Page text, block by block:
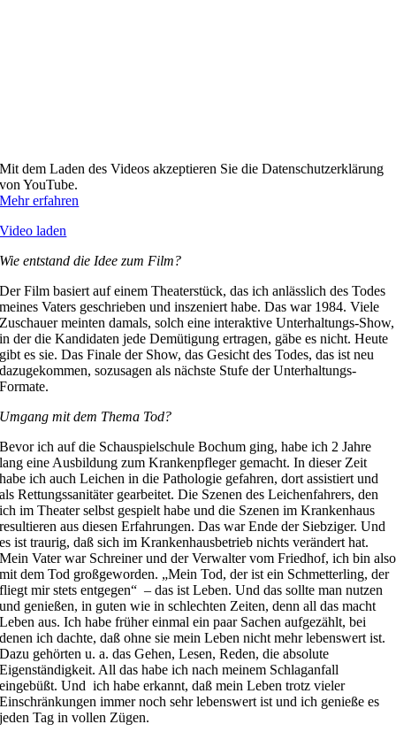
Mit dem Laden des Videos akzeptieren Sie die Datenschutzerklärung
von YouTube.
Mehr erfahren
Video laden
Wie entstand die Idee zum Film?
Der Film basiert auf einem Theaterstück, das ich anlässlich des Todes
meines Vaters geschrieben und inszeniert habe. Das war 1984. Viele
Zuschauer meinten damals, solch eine interaktive Unterhaltungs-Show,
in der die Kandidaten jede Demütigung ertragen, gäbe es nicht. Heute
gibt es sie. Das Finale der Show, das Gesicht des Todes, das ist neu
dazugekommen, sozusagen als nächste Stufe der Unterhaltungs-
Formate.
Umgang mit dem Thema Tod?
Bevor ich auf die Schauspielschule Bochum ging, habe ich 2 Jahre
lang eine Ausbildung zum Krankenpfleger gemacht. In dieser Zeit
habe ich auch Leichen in die Pathologie gefahren, dort assistiert und
als Rettungssanitäter gearbeitet. Die Szenen des Leichenfahrers, den
ich im Theater selbst gespielt habe und die Szenen im Krankenhaus
resultieren aus diesen Erfahrungen. Das war Ende der Siebziger. Und
es ist traurig, daß sich im Krankenhausbetrieb nichts verändert hat.
Mein Vater war Schreiner und der Verwalter vom Friedhof, ich bin also
mit dem Tod großgeworden. „Mein Tod, der ist ein Schmetterling, der
fliegt mir stets entgegen“ – das ist Leben. Und das sollte man nutzen
und genießen, in guten wie in schlechten Zeiten, denn all das macht
Leben aus. Ich habe früher einmal ein paar Sachen aufgezählt, bei
denen ich dachte, daß ohne sie mein Leben nicht mehr lebenswert ist.
Dazu gehörten u. a. das Gehen, Lesen, Reden, die absolute
Eigenständigkeit. All das habe ich nach meinem Schlaganfall
eingebüßt. Und ich habe erkannt, daß mein Leben trotz vieler
Einschränkungen immer noch sehr lebenswert ist und ich genieße es
jeden Tag in vollen Zügen.